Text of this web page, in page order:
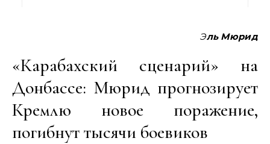
Эль Мюрид
«Карабахский сценарий» на
Донбассе: Мюрид прогнозирует
Кремлю новое поражение,
погибнут тысячи боевиков